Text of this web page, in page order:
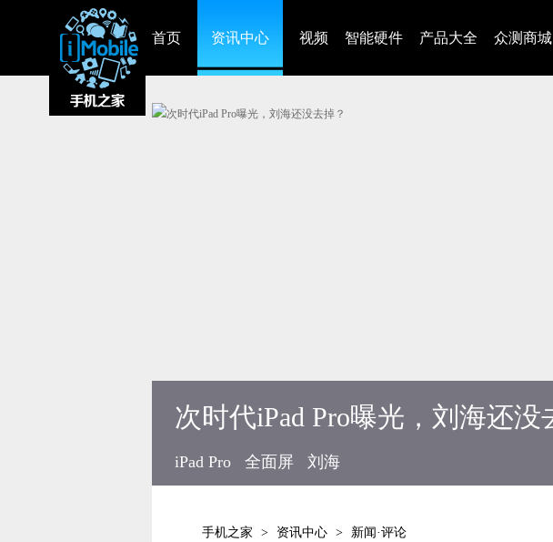
首页 资讯中心 视频 智能硬件 产品大全 众测商城
次时代iPad Pro曝光，刘海还没
iPad Pro 全面屏 刘海
手机之家 > 资讯中心 > 新闻·评论